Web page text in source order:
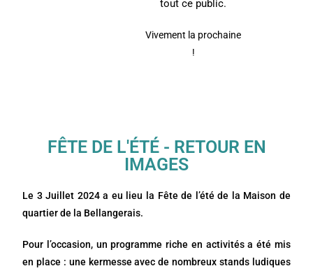
tout ce public.
Vivement la prochaine
!
FÊTE DE L'ÉTÉ - RETOUR EN
IMAGES
Le 3 Juillet 2024 a eu lieu la Fête de l’été de la Maison de
quartier de la Bellangerais.
Pour l’occasion, un programme riche en activités a été mis
en place : une kermesse avec de nombreux stands ludiques